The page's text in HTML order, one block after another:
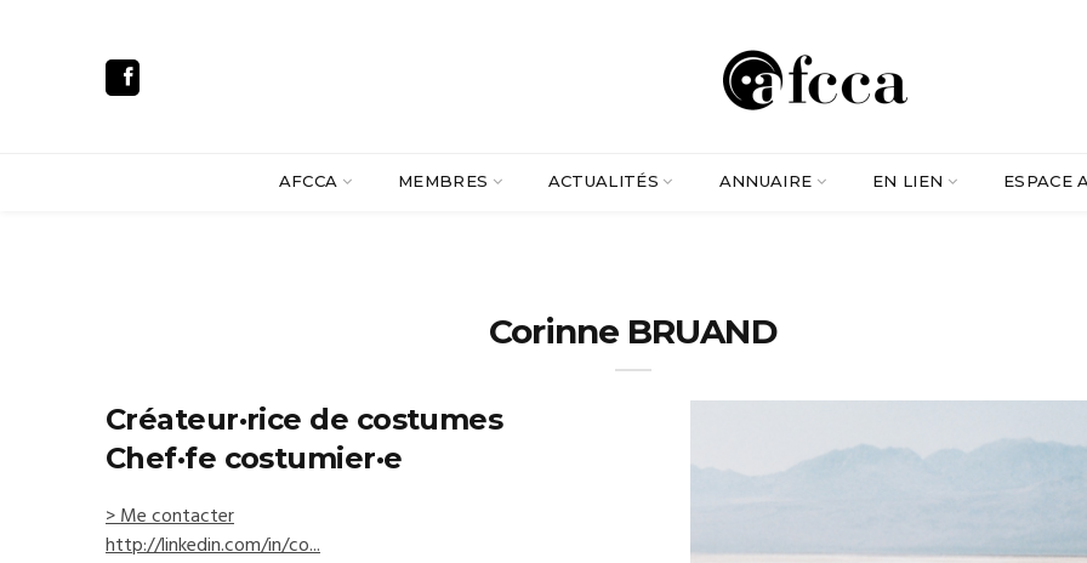
AFCCA MEMBRES ACTUALITÉS ANNUAIRE EN LIEN ESPACE
Corinne BRUAND
Créateur·rice de costumes
Chef·fe costumier·e
> Me contacter
http://linkedin.com/in/co...